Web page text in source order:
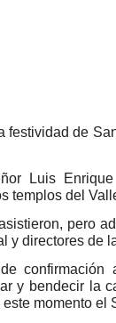
de
Luis
templos del
pero
y directores de
y bendecir la
momento el